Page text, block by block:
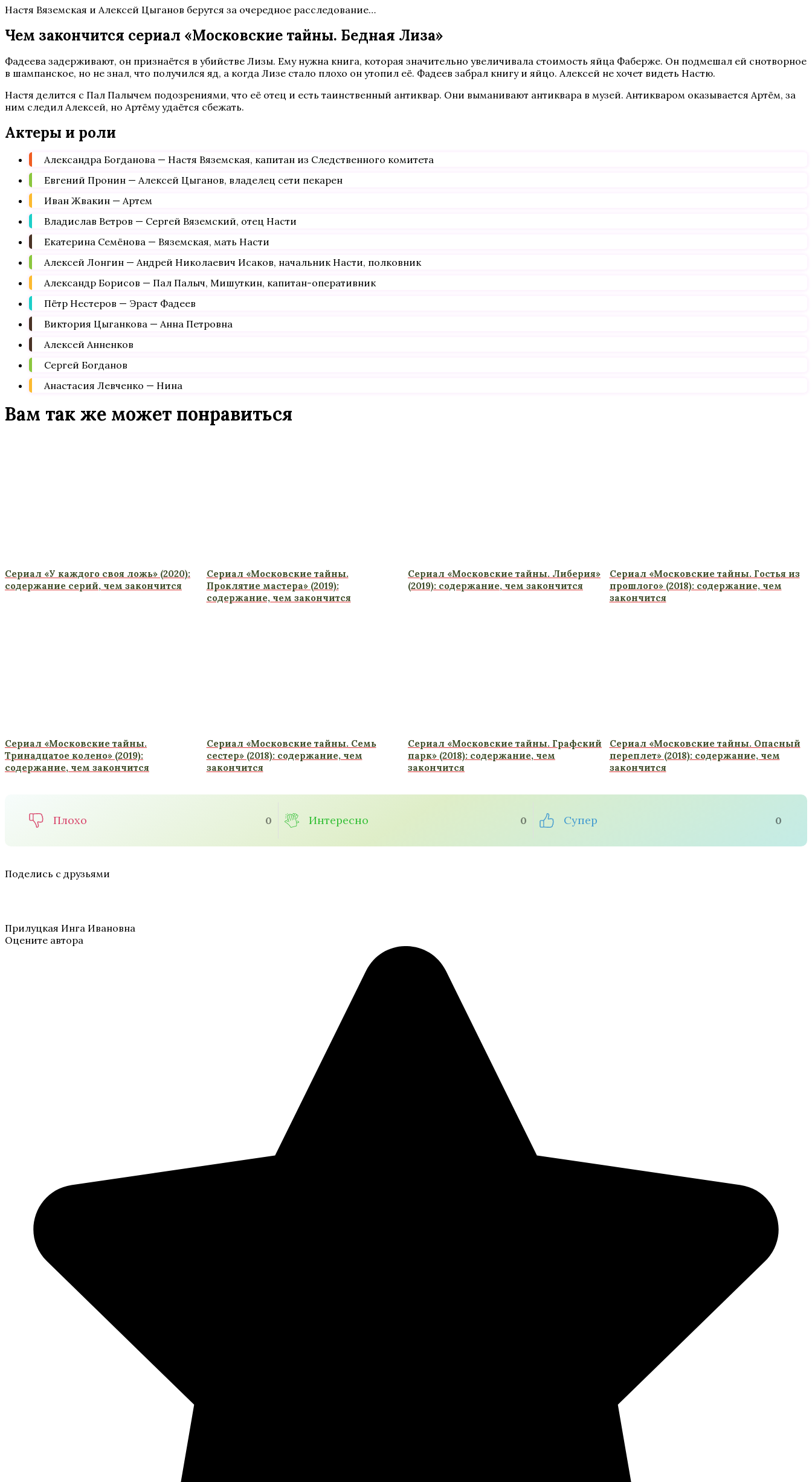
Настя Вяземская и Алексей Цыганов берутся за очередное расследование…
Чем закончится сериал «Московские тайны. Бедная Лиза»
Фадеева задерживают, он признаётся в убийстве Лизы. Ему нужна книга, которая значительно увеличивала стоимость яйца Фаберже. Он подмешал ей снотворное
в шампанское, но не знал, что получился яд, а когда Лизе стало плохо он утопил её. Фадеев забрал книгу и яйцо. Алексей не хочет видеть Настю.
Настя делится с Пал Палычем подозрениями, что её отец и есть таинственный антиквар. Они выманивают антиквара в музей. Антикваром оказывается Артём, за
ним следил Алексей, но Артёму удаётся сбежать.
Актеры и роли
Александра Богданова — Настя Вяземская, капитан из Следственного комитета
Евгений Пронин — Алексей Цыганов, владелец сети пекарен
Иван Жвакин — Артем
Владислав Ветров — Сергей Вяземский, отец Насти
Екатерина Семёнова — Вяземская, мать Насти
Алексей Лонгин — Андрей Николаевич Исаков, начальник Насти, полковник
Александр Борисов — Пал Палыч, Мишуткин, капитан-оперативник
Пётр Нестеров — Эраст Фадеев
Виктория Цыганкова — Анна Петровна
Алексей Анненков
Сергей Богданов
Анастасия Левченко — Нина
Вам так же может понравиться
Сериал «У каждого своя ложь» (2020):
содержание серий, чем закончится
Сериал «Московские тайны.
Проклятие мастера» (2019):
содержание, чем закончится
Сериал «Московские тайны. Либерия»
(2019): содержание, чем закончится
Сериал «Московские тайны. Гостья из
прошлого» (2018): содержание, чем
закончится
Сериал «Московские тайны.
Тринадцатое колено» (2019):
содержание, чем закончится
Сериал «Московские тайны. Семь
сестер» (2018): содержание, чем
закончится
Сериал «Московские тайны. Графский
парк» (2018): содержание, чем
закончится
Сериал «Московские тайны. Опасный
переплет» (2018): содержание, чем
закончится
Плохо 0 Интересно 0 Супер 0
Поделись с друзьями
Прилуцкая Инга Ивановна
Оцените автора